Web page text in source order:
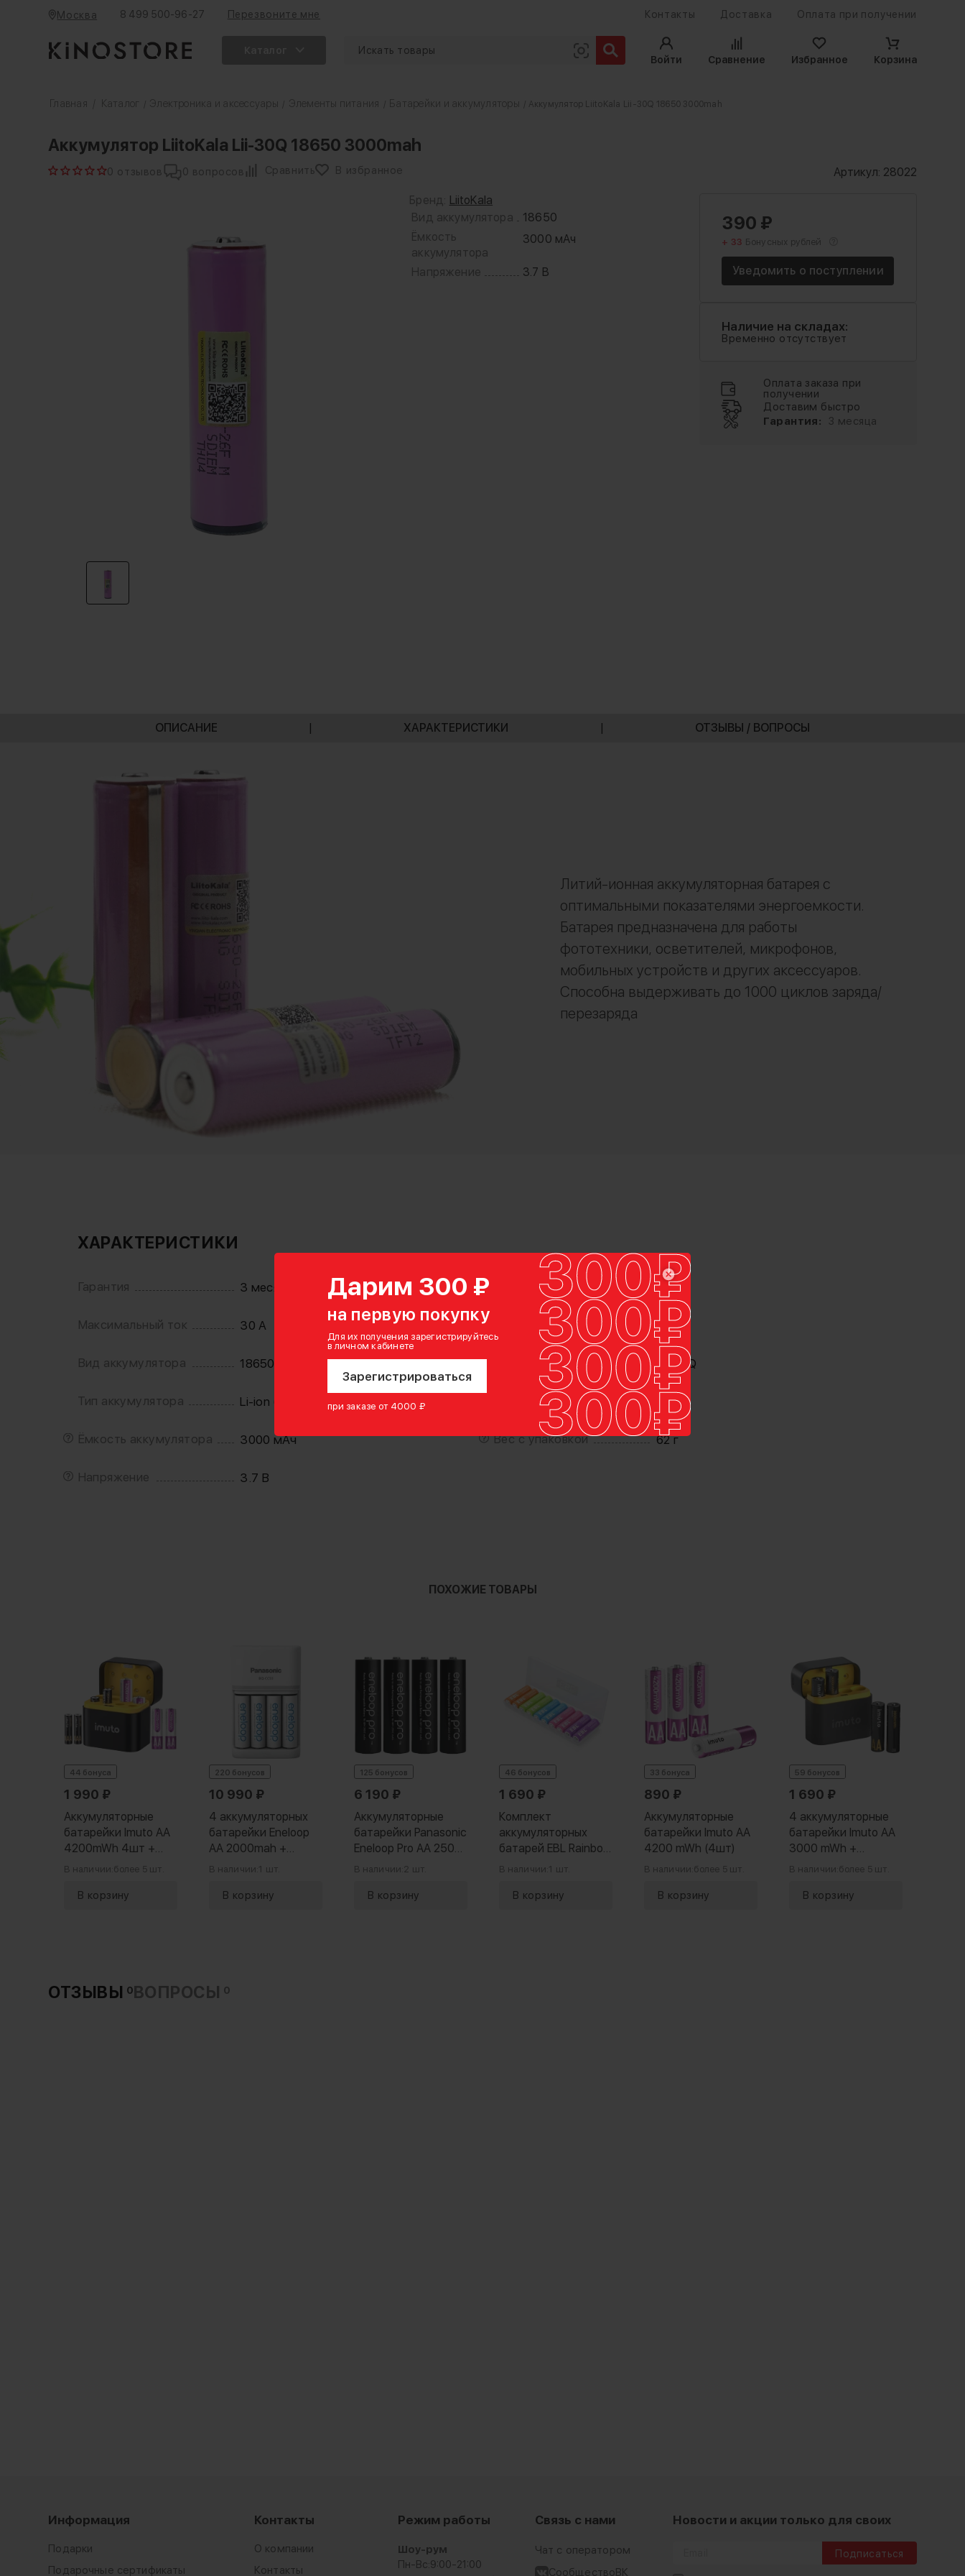
Дарим 300 ₽
на первую покупку
Для их получения зарегистрируйтесь
в личном кабинете
Зарегистрироваться
при заказе от 4000 ₽
Москва 8 499 500-96-27 Перезвоните мне Контакты Доставка Оплата при получении
Войти
Сравнение Избранное Корзина
Главная Каталог Электроника и аксессуары Элементы питания Батарейки и аккумуляторы / Аккумулятор LiitoKala Lii-30Q 18650 3000mah
Аккумулятор LiitoKala Lii-30Q 18650 3000mah
0 отзывов 0 вопросов Сравнить В избранное Артикул: 28022
Бренд: LiitoKala
Вид аккумулятора
18650
Ёмкость
аккумулятора
3000 мАч
Напряжение 3.7 В
390 ₽
+ 33 Бонусных рублей
Уведомить о поступлении
Наличие на складах:
Временно отсутствует
Оплата заказа при
получении
Доставим быстро
Гарантия:
3 месяца
ОПИСАНИЕ | ХАРАКТЕРИСТИКИ | ОТЗЫВЫ / ВОПРОСЫ
Литий-ионная аккумуляторная батарея с
оптимальными показателями энергоемкости.
Батарея предназначена для работы
фототехники, осветителей, микрофонов,
мобильных устройств и других аксессуаров.
Способна выдерживать до 1000 циклов заряда/
перезаряда
ХАРАКТЕРИСТИКИ
Гарантия 3 месяца
Максимальный ток 30 А
Вид аккумулятора 18650
Тип аккумулятора Li-ion (литий-ионный)
Ёмкость аккумулятора 3000 мАч
Напряжение 3.7 В
Перезаряжаемый Да
Циклы перезарядки 1000
Артикул производителя Lii-30Q
Страна-производитель Китай
Вес с упаковкой 62 г
ПОХОЖИЕ ТОВАРЫ
44 бонуса
1 990 ₽
Аккумуляторные
батарейки Imuto AA
4200mWh 4шт +
AAA 1300mWh 4шт +
В наличии: более 5 шт.
220 бонусов
10 990 ₽
4 аккумуляторных
батарейки Eneloop
AA 2000mah +
зарядное
Panasonic Smart-
В наличии: 1 шт.
125 бонусов
6 190 ₽
Аккумуляторные
батарейки Panasonic
Eneloop Pro AA 2500
4BP (4 шт)
В наличии: 2 шт.
46 бонусов
1 690 ₽
Комплект
аккумуляторных
батарей EBL Rainbow
AA 2500mAh (10шт)
В наличии: 1 шт.
33 бонуса
890 ₽
Аккумуляторные
батарейки Imuto AA
4200 mWh (4шт)
В наличии: более 5 шт.
59 бонусов
1 690 ₽
4 аккумуляторные
батарейки Imuto AA
3000 mWh +
зарядный кейс
В наличии: более 5 шт.
ОТЗЫВЫ 0ВОПРОСЫ 0
Информация
Подарки
Подарочные сертификаты
Контакты
О компании
Контакты
Режим работы
Шоу-рум
Пн-Вс:9:00-21:00
Связь с нами
Чат с оператором
СообществоВК
Новости и акции только для своих
Подписаться